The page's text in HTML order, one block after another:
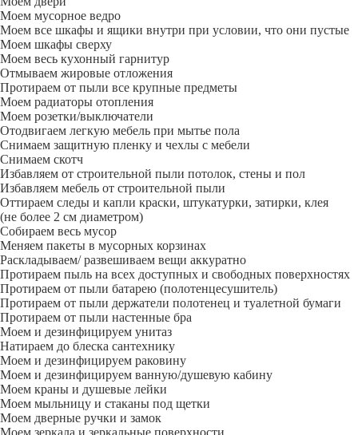
Моем мусорное ведро
Моем все шкафы и ящики внутри при условии, что они пустые
Моем шкафы сверху
Моем весь кухонный гарнитур
Отмываем жировые отложения
Протираем от пыли все крупные предметы
Моем радиаторы отопления
Моем розетки/выключатели
Отодвигаем легкую мебель при мытье пола
Снимаем защитную пленку и чехлы с мебели
Снимаем скотч
Избавляем от строительной пыли потолок, стены и пол
Избавляем мебель от строительной пыли
Оттираем следы и капли краски, штукатурки, затирки, клея
(не более 2 см диаметром)
Собираем весь мусор
Меняем пакеты в мусорных корзинах
Раскладываем/ развешиваем вещи аккуратно
Протираем пыль на всех доступных и свободных поверхностях
Протираем от пыли батарею (полотенцесушитель)
Протираем от пыли держатели полотенец и туалетной бумаги
Протираем от пыли настенные бра
Моем и дезинфицируем унитаз
Натираем до блеска сантехнику
Моем и дезинфицируем раковину
Моем и дезинфицируем ванную/душевую кабину
Моем краны и душевые лейки
Моем мыльницу и стаканы под щетки
Моем дверные ручки и замок
Моем зеркала и зеркальные поверхности